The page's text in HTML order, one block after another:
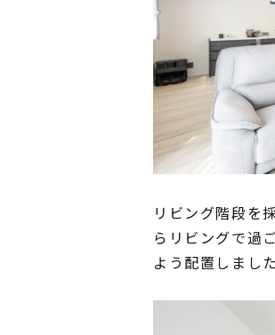
リビング階段を
らリビングで過
よう配置しました